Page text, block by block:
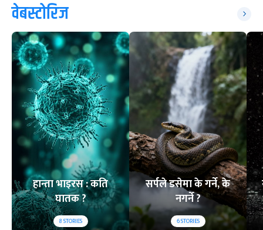
वेबस्टोरिज
हान्ता भाइरस : कति
घातक ?
8STORIES
सर्पले डसेमा के गर्ने, के
नगर्ने ?
6STORIES